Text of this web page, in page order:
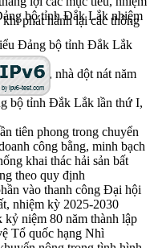
bộ tỉnh Đắk Lắk nhiệm
Đảng bộ tỉnh Đắk Lắk
nhà tạm, nhà dột nát năm
bộ tỉnh Đắk Lắk lần thứ I,
tiên phong trong chuyển
công bằng, minh bạch
khai thác hải sản bất
theo quy định
vào thanh công Đại hội
nhiệm kỳ 2025-2030
niệm 80 năm thành lập
Tổ quốc hạng Nhì
phát hành lại các thông